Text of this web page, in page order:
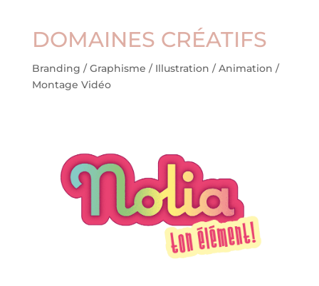
DOMAINES CRÉATIFS
Branding / Graphisme / Illustration / Animation /
Montage Vidéo